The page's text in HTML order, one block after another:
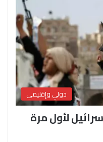
دولي وإقليمي
لأول مرة